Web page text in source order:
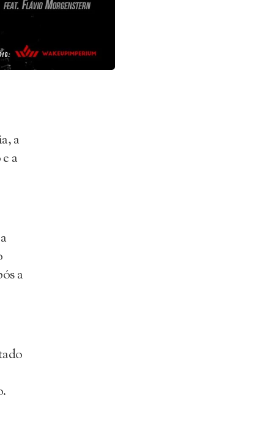
a
a
a